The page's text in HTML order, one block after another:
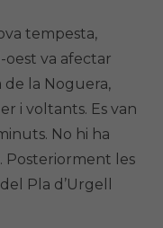
tempesta,
va afectar
la Noguera,
i voltants. Es van
No hi ha
Posteriorment les
Pla d’Urgell